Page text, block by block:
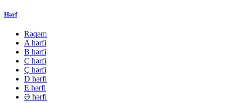
Hərf
Rəqəm
A hərfi
B hərfi
C hərfi
Ç hərfi
D hərfi
E hərfi
Ə hərfi